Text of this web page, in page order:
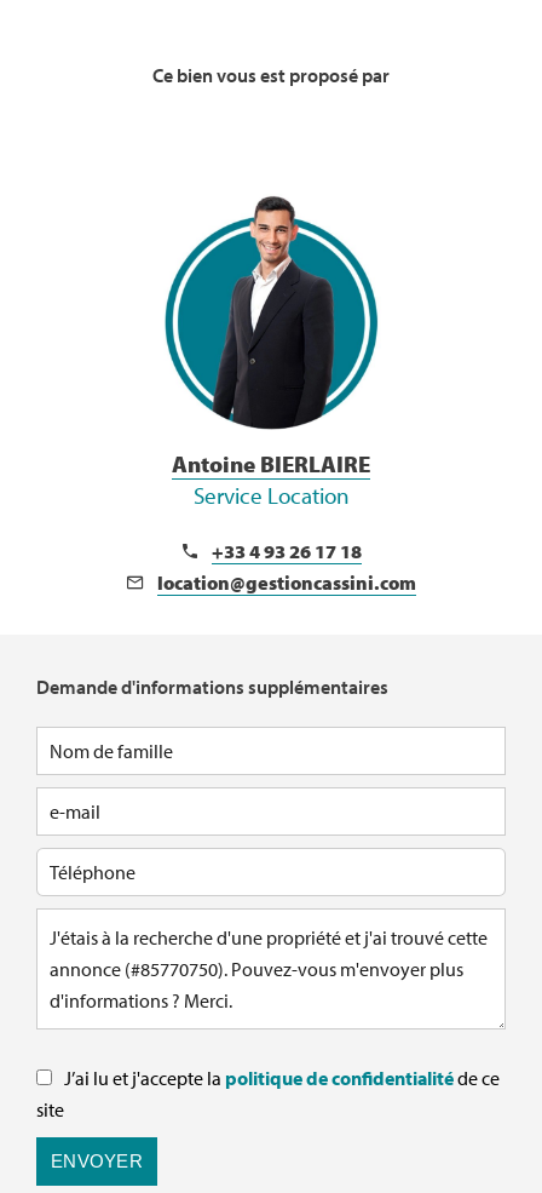
Demande d'informations supplémentaires
J’ai lu et j'accepte la politique de confidentialitéde ce
site
ENVOYER
Ce bien vous est proposé par
Voir la Bio
Antoine BIERLAIRE
Service Location
+33 4 93 26 17 18
location@gestioncassini.com